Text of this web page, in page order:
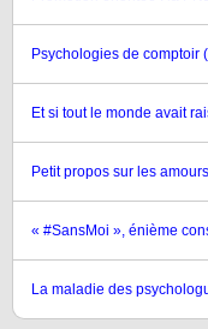
Psychologies de comptoir
Et si tout le monde avait
Petit propos sur les
« #SansMoi », énième
La maladie des